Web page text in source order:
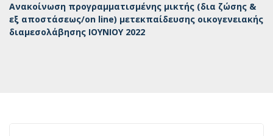
Ανακοίνωση προγραμματισμένης μικτής (δια ζώσης &
εξ αποστάσεως/on line) μετεκπαίδευσης οικογενειακής
διαμεσολάβησης ΙΟΥΝΙΟΥ 2022